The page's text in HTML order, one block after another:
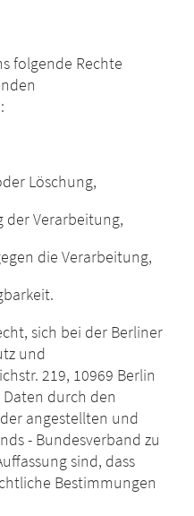
folgende Rechte
Löschung,
Verarbeitung,
die Verarbeitung,
sich bei der Berliner
und
219, 10969 Berlin
durch den
angestellten und
- Bundesverband zu
sind, dass
Bestimmungen